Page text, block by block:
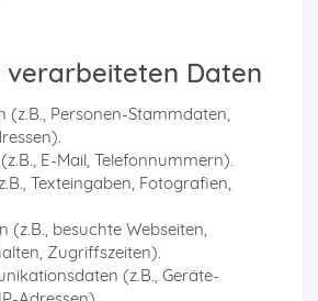
Daten
(z.B., Personen-Stammdaten,
E-Mail, Telefonnummern).
Texteingaben, Fotografien,
(z.B., besuchte Webseiten,
Zugriffszeiten).
(z.B., Geräte-